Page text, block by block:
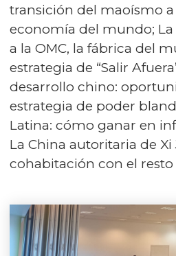
transición del maoísmo
economía del mundo; La
a la OMC, la fábrica del
estrategia de “Salir
desarrollo chino:
estrategia de poder
Latina: cómo ganar en
La China autoritaria de
cohabitación con el